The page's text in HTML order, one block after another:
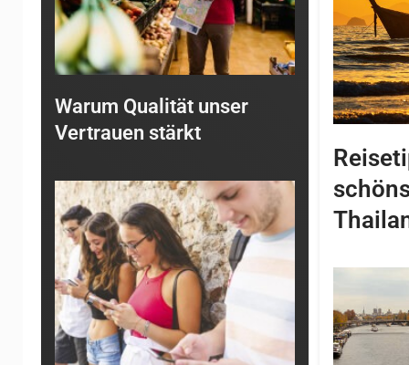
Warum Qualität unser
Vertrauen stärkt